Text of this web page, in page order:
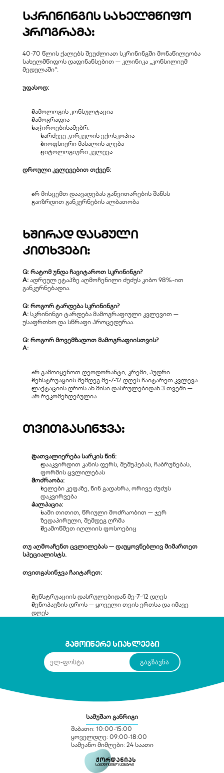
სკრინინგის სახელმწიფო
პროგრამა:
40-70 წლის ქალებს შეუძლიათ სკრინინგში მონაწილეობა
სახელმწიფოს დაფინანსებით — კლინიკა „კონსილიუმ
მედულაში“:
უფასოდ:
მამოლოგის კონსულტაცია
მამოგრაფია
საჭიროებისამებრ:
სარძევე ჯირკვლის ექოსკოპია
ბიოფსიური მასალის აღება
ციტოლოგიური კვლევა
დროული კვლევებით თქვენ:
არ მისცემთ დაავადებას განვითარების შანსს
გაიზრდით განკურნების ალბათობა
ხშირად დასმული
კითხვები:
Q: რატომ უნდა ჩავიტაროთ სკრინინგი?
A: ადრეულ ეტაპზე აღმოჩენილი ძუძუს კიბო 98%-ით
განკურნებადია.
Q: როგორ ტარდება სკრინინგი?
A: სკრინინგი ტარდება მამოგრაფიული კვლევით —
უსაფრთხო და სწრაფი პროცედურაა.
Q: როგორ მოვემზადოთ მამოგრაფიისთვის?
A:
არ გამოიყენოთ დეოდორანტი, კრემი, პუდრი
მენსტრუაციის შემდეგ მე-7-12 დღეს ჩაიტარეთ კვლევა
ლაქტაციის დროს ან მისი დასრულებიდან 3 თვეში —
არ რეკომენდებულია
თვითგასინჯვა:
დათვალიერება სარკის წინ:
დააკვირდით კანის ფერს, შეშუპებას, ჩაბრუნებას,
ფორმის ცვლილებას
მოძრაობა:
ხელები კეფაზე, წინ გადახრა, ორივე ძუძუს
დაკვირვება
პალპაცია:
სამი თითით, წრიული მოძრაობით — ჯერ
ზედაპირული, შემდეგ ღრმა
შეამოწმეთ იღლიის ფოსოებიც
თუ აღმოაჩენთ ცვლილებას — დაუყოვნებლივ მიმართეთ
სპეციალისტს.
თვითგასინჯვა ჩაიტარეთ:
მენსტრუაციის დასრულებიდან მე-7–12 დღეს
მენოპაუზის დროს — ყოველი თვის ერთსა და იმავე
დღეს
გამოიწერე სიახლეები
ჟორდანიას
სამედიცინო ცენტრი
სამუშაო განრიგი
შაბათი: 10:00-15:00
ყოველდღე: 09:00-18:00
სამეანო მიმღები: 24 საათი